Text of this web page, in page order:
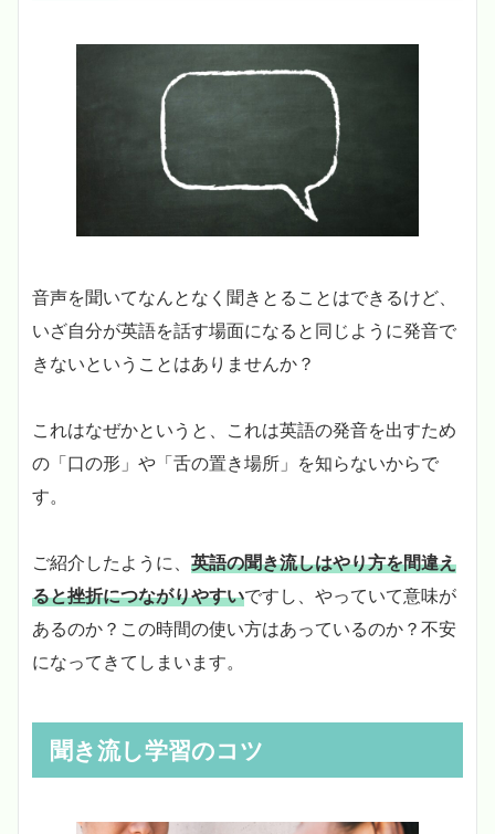
音声を聞いてなんとなく聞きとることはできるけど、
いざ自分が英語を話す場面になると同じように発音で
きないということはありませんか？
これはなぜかというと、これは英語の発音を出すため
の「口の形」や「舌の置き場所」を知らないからで
す。
ご紹介したように、 英語の聞き流しはやり方を間違え
ると挫折につながりやすいですし、やっていて意味が
あるのか？この時間の使い方はあっているのか？不安
になってきてしまいます。
聞き流し学習のコツ